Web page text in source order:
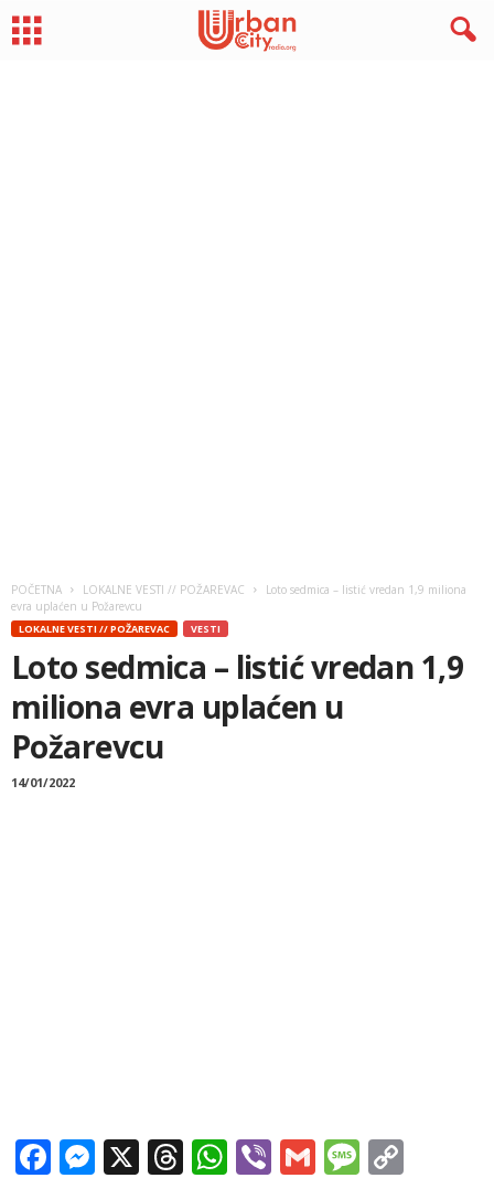
POČETNA LOKALNE VESTI // POŽAREVAC
Loto sedmica – listić vredan 1,9 miliona
evra uplaćen u Požarevcu
LOKALNE VESTI // POŽAREVAC VESTI
Loto sedmica – listić vredan 1,9
miliona evra uplaćen u
Požarevcu
14/01/2022
Facebook
Messenger
X Threads
WhatsApp
ViberGmail